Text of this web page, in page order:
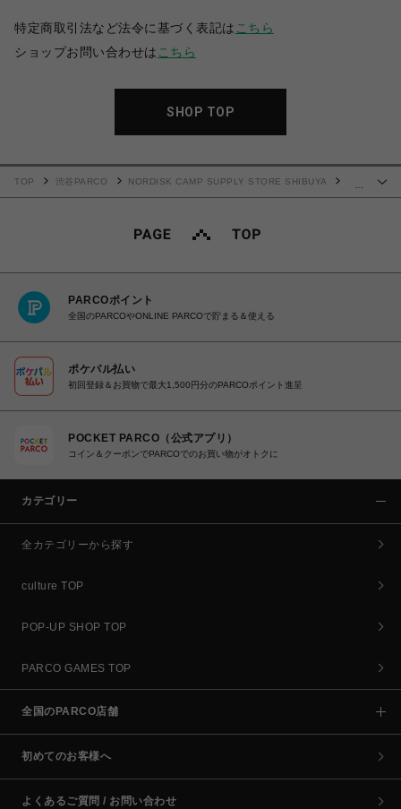
特定商取引法など法令に基づく表記は こちら
ショップお問い合わせは こちら
SHOP TOP
TOP 渋谷PARCO
NORDISK CAMP SUPPLY STORE SHIBUYA
PARCOポイント
全国のPARCOやONLINE PARCOで貯まる＆使える
ポケパル払い
初回登録＆お買物で最大1,500円分のPARCOポイント進呈
POCKET PARCO（公式アプリ）
コイン＆クーポンでPARCOでのお買い物がオトクに
カテゴリー
全カテゴリーから探す
culture TOP
POP-UP SHOP TOP
PARCO GAMES TOP
全国のPARCO店舗
初めてのお客様へ
よくあるご質問 / お問い合わせ